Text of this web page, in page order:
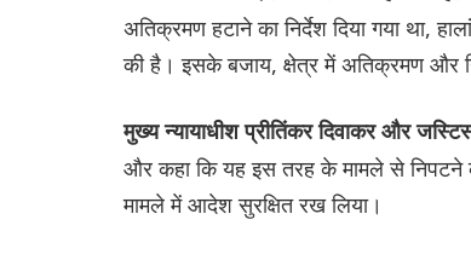
अतिक्रमण हटाने का निर्देश दिया गया था,
की है। इसके बजाय, क्षेत्र में अतिक्रमण और
मुख्य न्यायाधीश प्रीतिंकर दिवाकर और
और कहा कि यह इस तरह के मामले से निपटने के
मामले में आदेश सुरक्षित रख लिया।